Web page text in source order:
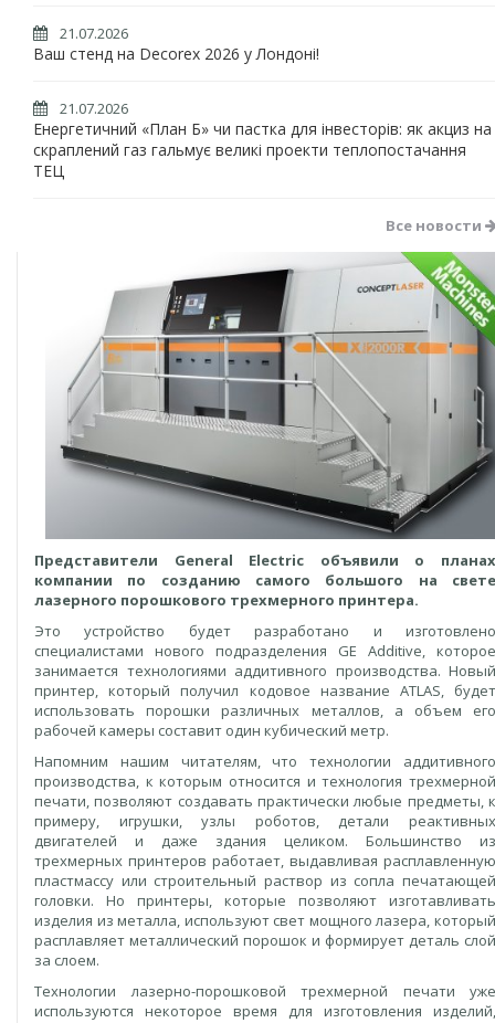
21.07.2026
Ваш стенд на Decorex 2026 у Лондоні!
21.07.2026
Енергетичний «План Б» чи пастка для інвесторів: як акциз на
скраплений газ гальмує великі проекти теплопостачання
ТЕЦ
Все новости
Представители General Electric объявили о планах
компании по созданию самого большого на свете
лазерного порошкового трехмерного принтера.
Это устройство будет разработано и изготовлено
специалистами нового подразделения GE Additive, которое
занимается технологиями аддитивного производства. Новый
принтер, который получил кодовое название ATLAS, будет
использовать порошки различных металлов, а объем его
рабочей камеры составит один кубический метр.
Напомним нашим читателям, что технологии аддитивного
производства, к которым относится и технология трехмерной
печати, позволяют создавать практически любые предметы, к
примеру, игрушки, узлы роботов, детали реактивных
двигателей и даже здания целиком. Большинство из
трехмерных принтеров работает, выдавливая расплавленную
пластмассу или строительный раствор из сопла печатающей
головки. Но принтеры, которые позволяют изготавливать
изделия из металла, используют свет мощного лазера, который
расплавляет металлический порошок и формирует деталь слой
за слоем.
Технологии лазерно-порошковой трехмерной печати уже
используются некоторое время для изготовления изделий,